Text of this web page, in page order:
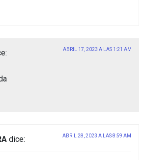
ABRIL 17, 2023 A LAS 1:21 AM
dice: ABRIL 28, 2023 A LAS 8:59 AM